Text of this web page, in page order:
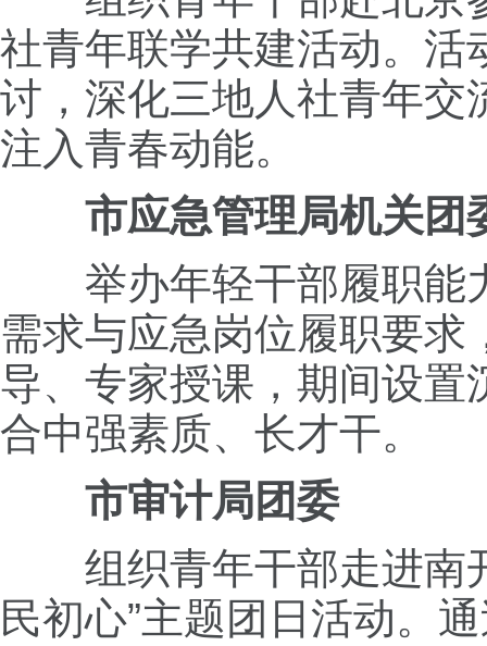
社青年联学共建活动。活
讨，深化三地人社青年交
注入青春动能。
市应急管理局机关团
举办年轻干部履职能
需求与应急岗位履职要
导、专家授课，期间设置
合中强素质、长才干。
市审计局团委
组织青年干部走进南开
民初心”主题团日活动。